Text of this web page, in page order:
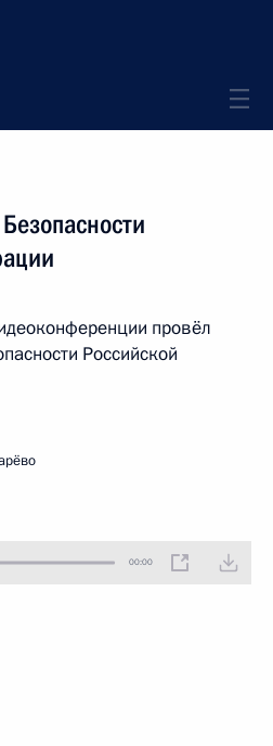
провёл
Российской
00:00